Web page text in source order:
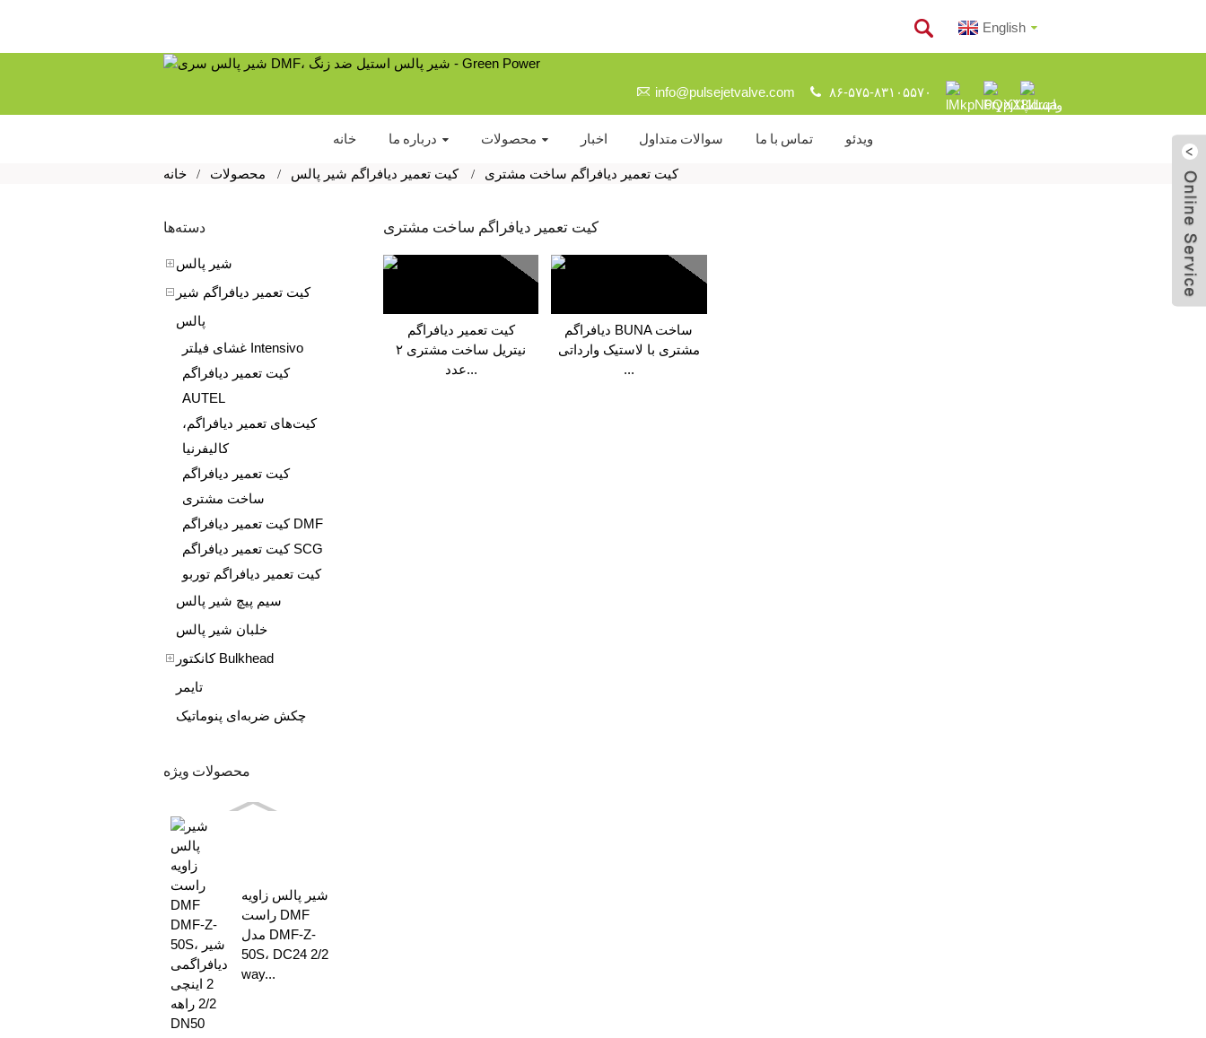
English
info@pulsejetvalve.com ۸۶-۵۷۵-۸۳۱۰۵۵۷۰
خانه درباره ما محصولات اخبار سوالات متداول تماس با ما ویدئو
خانه محصولات کیت تعمیر دیافراگم شیر پالس کیت تعمیر دیافراگم ساخت مشتری
دسته‌ها
شیر پالس
کیت تعمیر دیافراگم شیر
پالس
غشای فیلتر Intensivo
کیت تعمیر دیافراگم
AUTEL
کیت‌های تعمیر دیافراگم،
کالیفرنیا
کیت تعمیر دیافراگم
ساخت مشتری
کیت تعمیر دیافراگم DMF
کیت تعمیر دیافراگم SCG
کیت تعمیر دیافراگم توربو
سیم پیچ شیر پالس
خلبان شیر پالس
کانکتور Bulkhead
تایمر
چکش ضربه‌ای پنوماتیک
محصولات ویژه
شیر پالس زاویه
راست DMF
مدل DMF-Z-
50S، DC24 2/2
way...
کیت تعمیر دیافراگم ساخت مشتری
کیت تعمیر دیافراگم
نیتریل ساخت مشتری ۲
عدد...
دیافراگم BUNA ساخت
مشتری با لاستیک وارداتی
...